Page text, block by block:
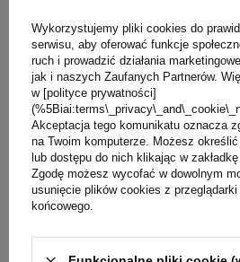
Opinie
Zadaj pytanie
Klienci, którzy oglądali
oglądali również
Wykorzystujemy pliki cookies do
serwisu, aby oferować funkcje
ruch i prowadzić działania
jak i naszych Zaufanych Partnerów.
w [polityce prywatności]
Akceptacja tego komunikatu oznacza
na Twoim komputerze. Możesz
lub dostępu do nich klikając w zakładkę
Zgodę możesz wycofać w dowolnym
usunięcie plików cookies z
końcowego.